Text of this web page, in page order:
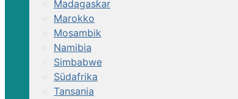
Madagaskar
Marokko
Mosambik
Namibia
Simbabwe
Südafrika
Tansania